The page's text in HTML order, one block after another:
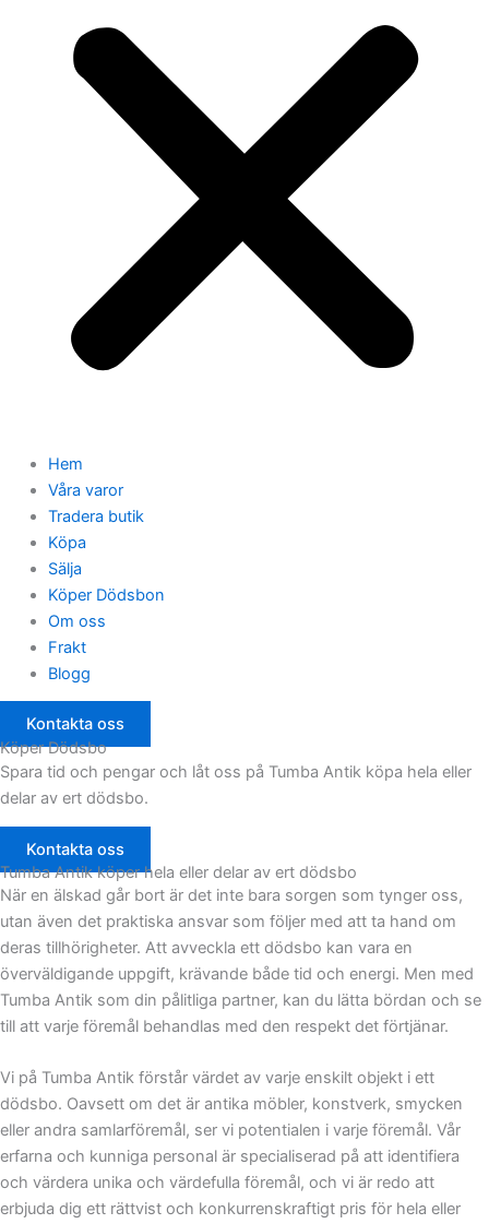
Hem
Våra varor
Tradera butik
Köpa
Sälja
Köper Dödsbon
Om oss
Frakt
Blogg
Kontakta oss
Köper Dödsbo
Spara tid och pengar och låt oss på Tumba Antik köpa hela eller
delar av ert dödsbo.
Kontakta oss
Tumba Antik köper hela eller delar av ert dödsbo
När en älskad går bort är det inte bara sorgen som tynger oss,
utan även det praktiska ansvar som följer med att ta hand om
deras tillhörigheter. Att avveckla ett dödsbo kan vara en
överväldigande uppgift, krävande både tid och energi. Men med
Tumba Antik som din pålitliga partner, kan du lätta bördan och se
till att varje föremål behandlas med den respekt det förtjänar.
Vi på Tumba Antik förstår värdet av varje enskilt objekt i ett
dödsbo. Oavsett om det är antika möbler, konstverk, smycken
eller andra samlarföremål, ser vi potentialen i varje föremål. Vår
erfarna och kunniga personal är specialiserad på att identifiera
och värdera unika och värdefulla föremål, och vi är redo att
erbjuda dig ett rättvist och konkurrenskraftigt pris för hela eller